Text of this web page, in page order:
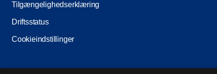
Tilgængelighedserklæring
Driftsstatus
Cookieindstillinger